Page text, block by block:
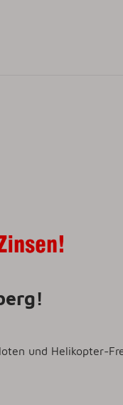
und Helikopter-